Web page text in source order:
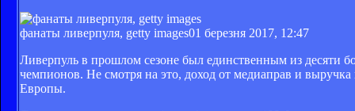
фанаты ливерпуля, getty images01 березня 2017, 12:47
Ливерпуль в прошлом сезоне был единственным из десяти
чемпионов. Не смотря на это, доход от медиаправ и
Европы.